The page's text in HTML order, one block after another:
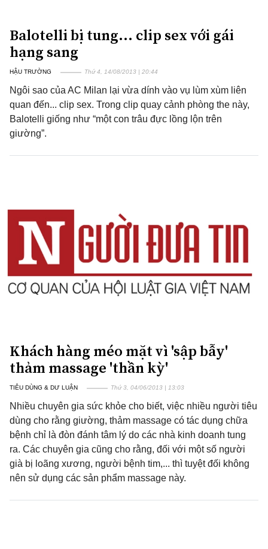
Balotelli bị tung... clip sex với gái
hạng sang
HẬU TRƯỜNG Thứ 4, 14/08/2013 | 20:44
Ngôi sao của AC Milan lại vừa dính vào vụ lùm xùm liên
quan đến... clip sex. Trong clip quay cảnh phòng the này,
Balotelli giống như “một con trâu đực lồng lộn trên
giường”.
Khách hàng méo mặt vì 'sập bẫy'
thảm massage 'thần kỳ'
TIÊU DÙNG & DƯ LUẬN Thứ 3, 04/06/2013 | 13:03
Nhiều chuyên gia sức khỏe cho biết, việc nhiều người tiêu
dùng cho rằng giường, thảm massage có tác dụng chữa
bệnh chỉ là đòn đánh tâm lý do các nhà kinh doanh tung
ra. Các chuyên gia cũng cho rằng, đối với một số người
già bị loãng xương, người bệnh tim,... thì tuyệt đối không
nên sử dụng các sản phẩm massage này.